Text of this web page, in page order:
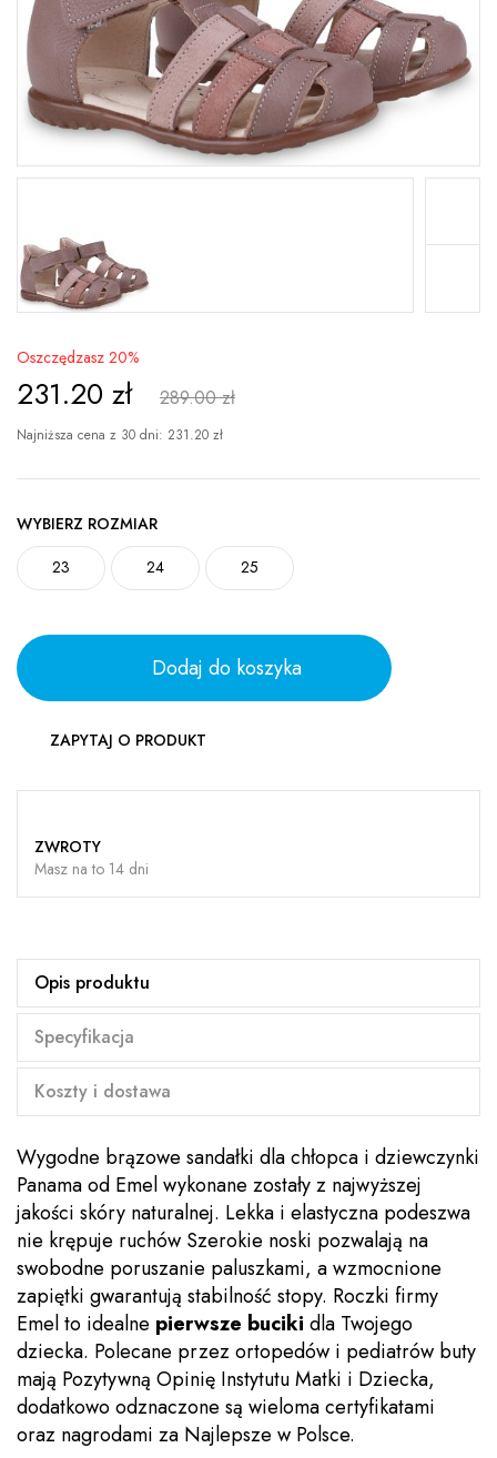
Oszczędzasz 20%
231.20 zł 289.00 zł
Najniższa cena z 30 dni: 231.20 zł
WYBIERZ ROZMIAR
23
24 25
Dodaj do koszyka
ZAPYTAJ O PRODUKT
ZWROTY
Masz na to 14 dni
Opis produktu
Specyfikacja
Koszty i dostawa
Wygodne brązowe sandałki dla chłopca i dziewczynki
Panama od Emel wykonane zostały z najwyższej
jakości skóry naturalnej. Lekka i elastyczna podeszwa
nie krępuje ruchów Szerokie noski pozwalają na
swobodne poruszanie paluszkami, a wzmocnione
zapiętki gwarantują stabilność stopy. Roczki firmy
Emel to idealne pierwsze buciki dla Twojego
dziecka. Polecane przez ortopedów i pediatrów buty
mają Pozytywną Opinię Instytutu Matki i Dziecka,
dodatkowo odznaczone są wieloma certyfikatami
oraz nagrodami za Najlepsze w Polsce.